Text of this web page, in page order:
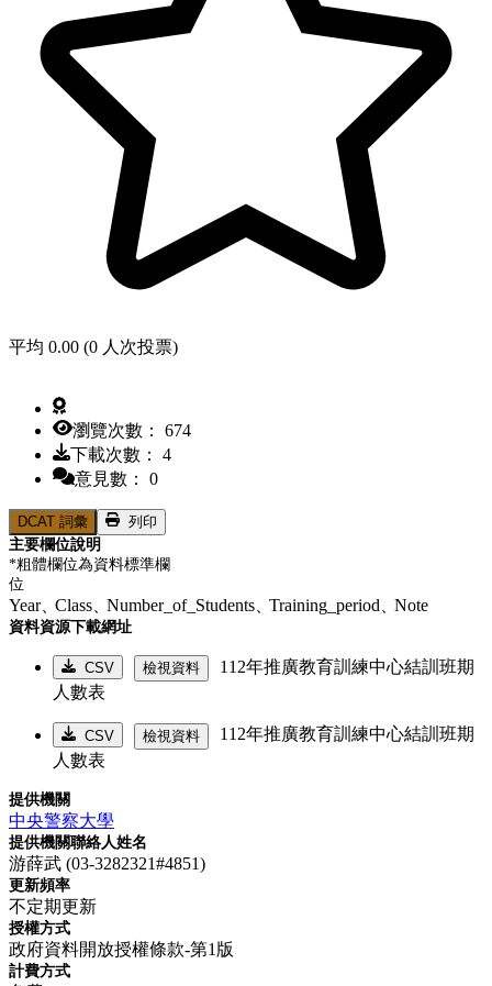
平均 0.00 (0 人次投票)
瀏覽次數： 674
下載次數： 4
意見數： 0
DCAT 詞彙
列印
主要欄位說明
*粗體欄位為資料標準欄
位
Year、Class、Number_of_Students、Training_period、Note
資料資源下載網址
CSV 檢視資料
112年推廣教育訓練中心結訓班期
人數表
CSV 檢視資料
112年推廣教育訓練中心結訓班期
人數表
提供機關
中央警察大學
提供機關聯絡人姓名
游薛武 (03-3282321#4851)
更新頻率
不定期更新
授權方式
政府資料開放授權條款-第1版
計費方式